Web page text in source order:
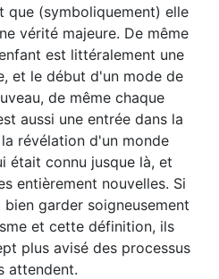
que (symboliquement) elle
vérité majeure. De même
est littéralement une
et le début d'un mode de
de même chaque
aussi une entrée dans la
révélation d'un monde
était connu jusque là, et
entièrement nouvelles. Si
garder soigneusement
et cette définition, ils
plus avisé des processus
attendent.